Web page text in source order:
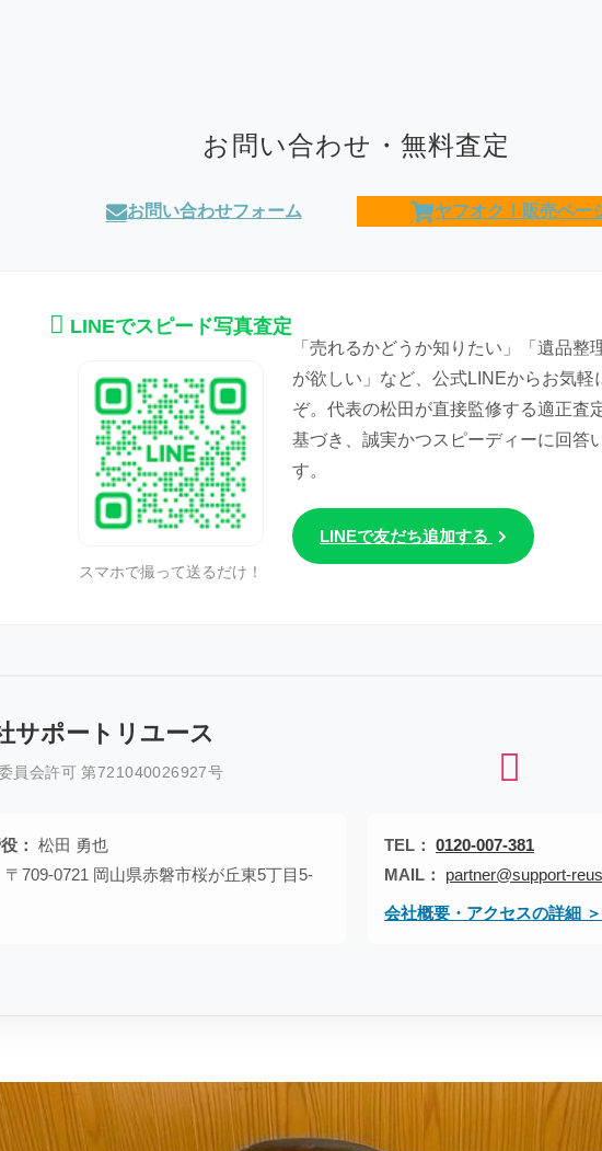
お問い合わせ・無料査定
お問い合わせフォーム ヤフオク！販売ペー
LINEでスピード写真査定
スマホで撮って送るだけ！
「売れるかどうか知りたい」「遺品整
が欲しい」など、公式LINEからお気軽
ぞ。代表の松田が直接監修する適正査
基づき、誠実かつスピーディーに回答
す。
LINEで友だち追加する
サポートリユース
員会許可 第721040026927号
： 松田 勇也
〒709-0721 岡山県赤磐市桜が丘東5丁目5-
TEL： 0120-007-381
MAIL：
partner@support-
会社概要・アクセスの詳細 ＞